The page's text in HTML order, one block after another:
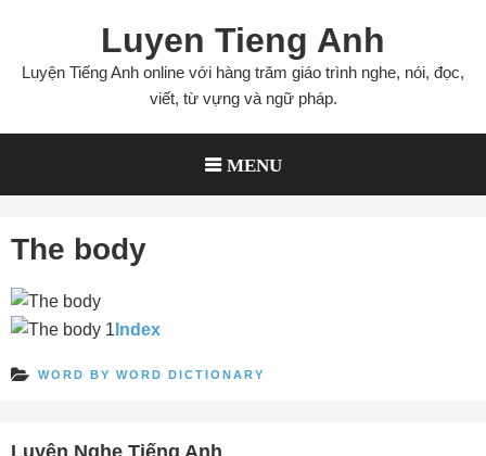
content
Luyen Tieng Anh
Luyện Tiếng Anh online với hàng trăm giáo trình nghe, nói, đọc,
viết, từ vựng và ngữ pháp.
MENU
The body
Index
WORD BY WORD DICTIONARY
Luyện Nghe Tiếng Anh